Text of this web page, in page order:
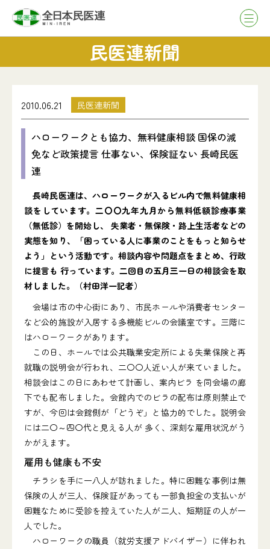
民医連新聞
2010.06.21 民医連新聞
ハローワークとも協力、無料健康相談 国保の減
免など政策提言 仕事ない、保険証ない 長崎民医
連
長崎民医連は、ハローワークが入るビル内で無料健康相
談をしています。二〇〇九年九月から無料低額診療事業
（無低診）を開始し、 失業者・無保険・路上生活者などの
実態を知り、「困っている人に事業のことをもっと知らせ
よう」という活動です。相談内容や問題点をまとめ、行政
に提言も 行っています。二回目の五月三一日の相談会を取
材しました。（村田洋一記者）
会場は市の中心街にあり、市民ホールや消費者センター
など公的施設が入居する多機能ビルの会議室です。三階に
はハローワークがあります。
この日、ホールでは公共職業安定所による失業保険と再
就職の説明会が行われ、二〇〇人近い人が来ていました。
相談会はこの日にあわせて計画し、案内ビラ を同会場の廊
下でも配布しました。会館内でのビラの配布は原則禁止で
すが、今回は会館側が「どうぞ」と協力的でした。説明会
には二〇～四〇代と見える人が 多く、深刻な雇用状況がう
かがえます。
雇用も健康も不安
チラシを手に一八人が訪れました。特に困難な事例は無
保険の人が三人、保険証があっても一部負担金の支払いが
困難なために受診を控えていた人が二人、短期証の人が一
人でした。
ハローワークの職員（就労支援アドバイザー）に伴われ